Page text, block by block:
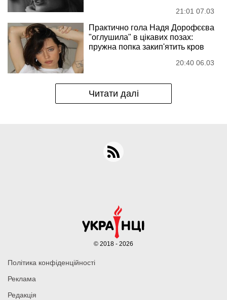
21:01 07.03
Практично гола Надя Дорофєєва
"оглушила" в цікавих позах:
пружна попка закип'ятить кров
20:40 06.03
Читати далі
Політика конфіденційності
Реклама
Редакція
© 2018 - 2026